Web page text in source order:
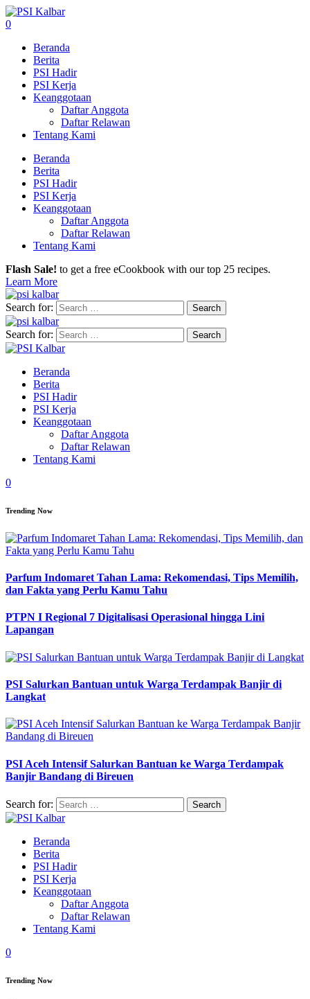
0
Beranda
Berita
PSI Hadir
PSI Kerja
Keanggotaan
Daftar Anggota
Daftar Relawan
Tentang Kami
Beranda
Berita
PSI Hadir
PSI Kerja
Keanggotaan
Daftar Anggota
Daftar Relawan
Tentang Kami
Flash Sale! to get a free eCookbook with our top 25 recipes.
Learn More
Search for:
Search for:
Beranda
Berita
PSI Hadir
PSI Kerja
Keanggotaan
Daftar Anggota
Daftar Relawan
Tentang Kami
0
Trending Now
Parfum Indomaret Tahan Lama: Rekomendasi, Tips Memilih,
dan Fakta yang Perlu Kamu Tahu
PTPN I Regional 7 Digitalisasi Operasional hingga Lini
Lapangan
PSI Salurkan Bantuan untuk Warga Terdampak Banjir di
Langkat
PSI Aceh Intensif Salurkan Bantuan ke Warga Terdampak
Banjir Bandang di Bireuen
Search for:
Beranda
Berita
PSI Hadir
PSI Kerja
Keanggotaan
Daftar Anggota
Daftar Relawan
Tentang Kami
0
Trending Now